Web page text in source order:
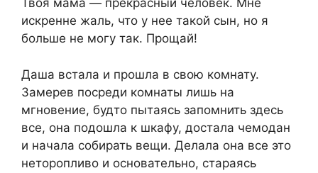
Твоя мама — прекрасный человек. Мне
искренне жаль, что у нее такой сын, но я
больше не могу так. Прощай!
Даша встала и прошла в свою комнату.
Замерев посреди комнаты лишь на
мгновение, будто пытаясь запомнить здесь
все, она подошла к шкафу, достала чемодан
и начала собирать вещи. Делала она все это
неторопливо и основательно, стараясь